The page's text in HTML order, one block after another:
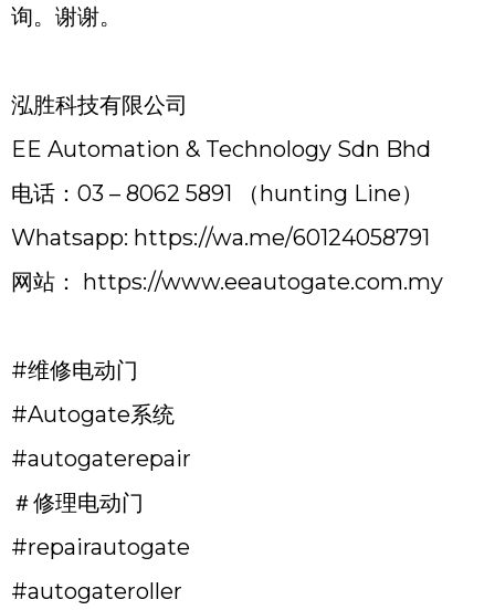
询。谢谢。
泓胜科技有限公司
EE Automation & Technology Sdn Bhd
电话：03 – 8062 5891 （hunting Line）
Whatsapp: https://wa.me/60124058791
网站： https://www.eeautogate.com.my
#维修电动门
#Autogate系统
#autogaterepair
＃修理电动门
#repairautogate
#autogateroller